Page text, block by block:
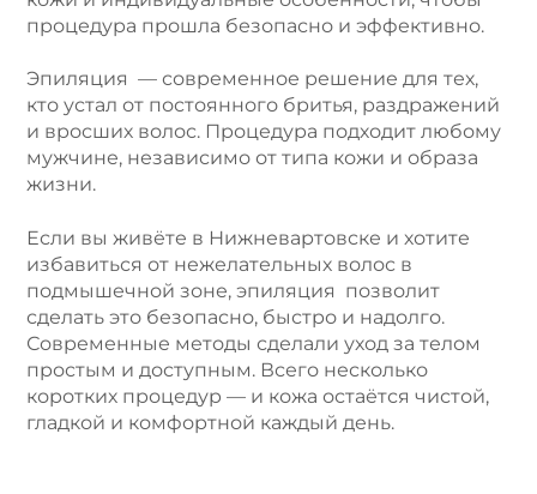
процедура прошла безопасно и эффективно.
Эпиляция — современное решение для тех,
кто устал от постоянного бритья, раздражений
и вросших волос. Процедура подходит любому
мужчине, независимо от типа кожи и образа
жизни.
Если вы живёте в Нижневартовске и хотите
избавиться от нежелательных волос в
подмышечной зоне, эпиляция позволит
сделать это безопасно, быстро и надолго.
Современные методы сделали уход за телом
простым и доступным. Всего несколько
коротких процедур — и кожа остаётся чистой,
гладкой и комфортной каждый день.